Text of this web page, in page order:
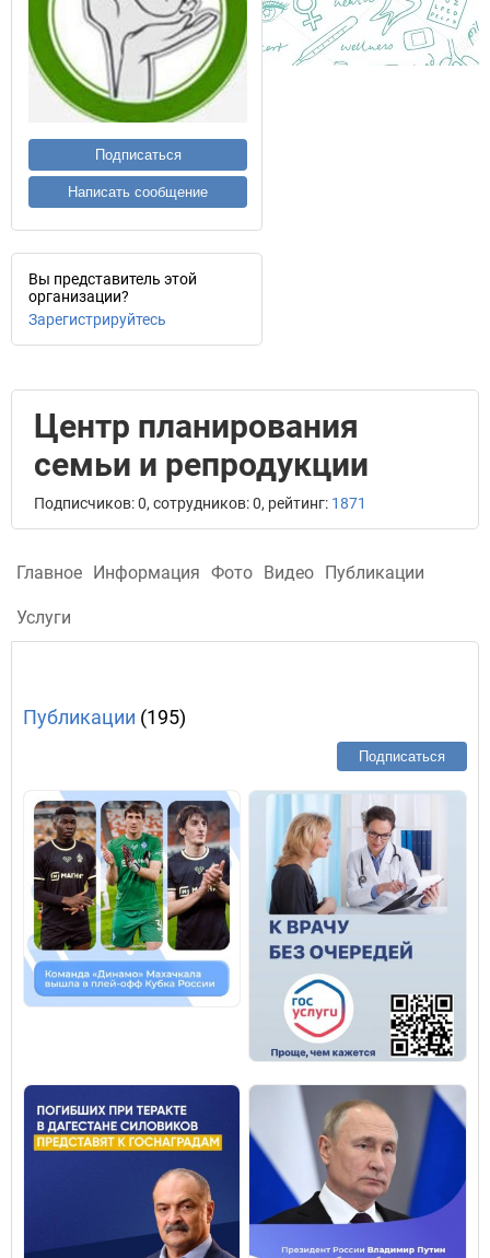
Подписаться
Написать сообщение
Вы представитель этой
организации?
Зарегистрируйтесь
Центр планирования
семьи и репродукции
Подписчиков: 0, сотрудников: 0, рейтинг: 1871
Главное Информация Фото Видео Публикации
Услуги
Публикации (195)
Подписаться